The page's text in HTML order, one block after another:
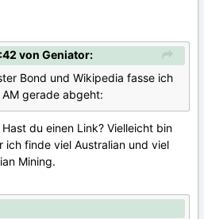
von Geniator:
Bond und Wikipedia fasse ich
gerade abgeht:
du einen Link? Vielleicht bin
ich finde viel Australian und viel
Mining.